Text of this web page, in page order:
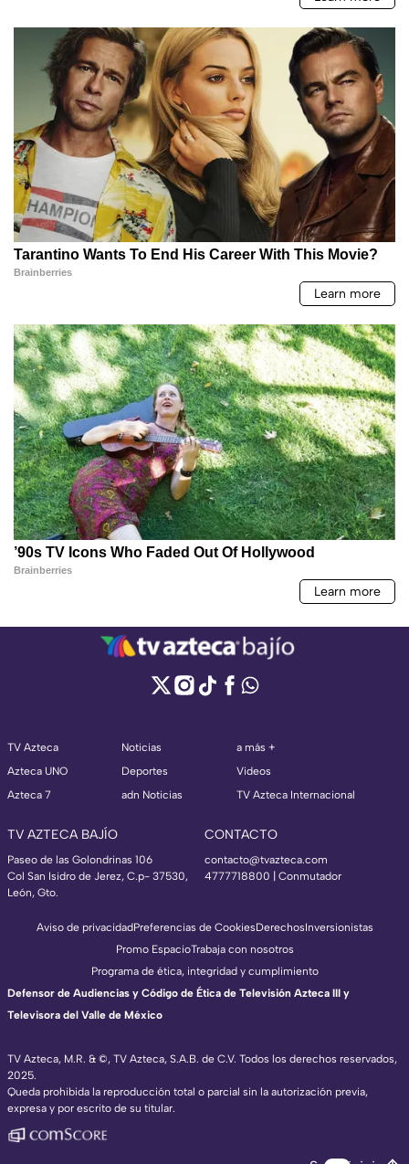
TV Azteca
Azteca UNO
Azteca 7
Noticias
Deportes
adn Noticias
a más +
Videos
TV Azteca Internacional
TV AZTECA BAJÍO
Paseo de las Golondrinas 106
Col San Isidro de Jerez, C.p- 37530,
León, Gto.
CONTACTO
contacto@tvazteca.com
4777718800 | Conmutador
TV Azteca, M.R. & ©, TV Azteca, S.A.B. de C.V. Todos los derechos reservados,
2025.
Queda prohibida la reproducción total o parcial sin la autorización previa,
expresa y por escrito de su titular.
Aviso de privacidadPreferencias de CookiesDerechosInversionistas
Promo EspacioTrabaja con nosotros
Programa de ética, integridad y cumplimiento
Defensor de Audiencias y Código de Ética de Televisión Azteca III y
Televisora del Valle de México